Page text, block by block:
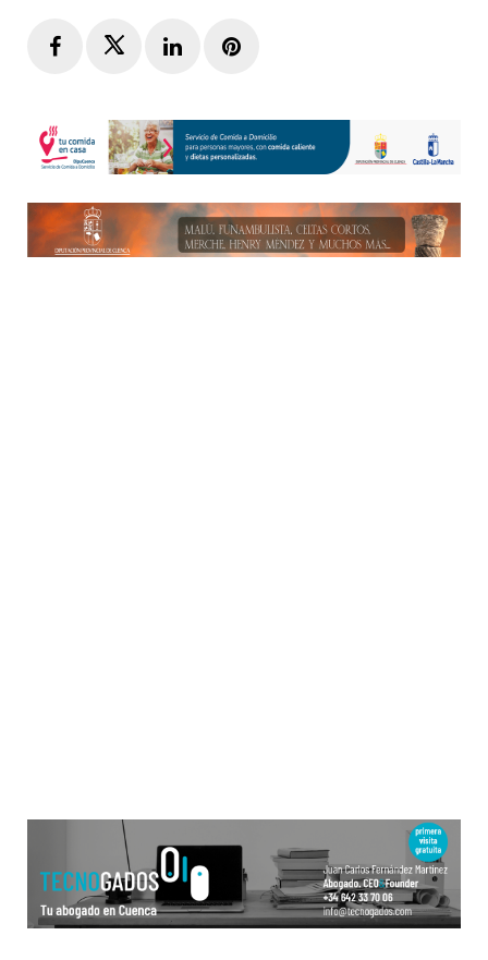
FacebookTwitterLinkedInPinterest